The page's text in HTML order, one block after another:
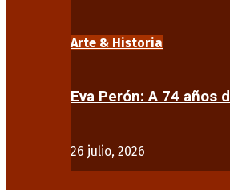
Arte & Historia
Eva Perón: A 74 años
26 julio, 2026